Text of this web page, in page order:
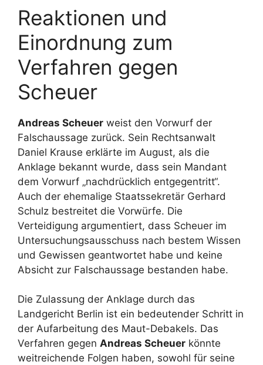
Reaktionen und
Einordnung zum
Verfahren gegen
Scheuer
Andreas Scheuer weist den Vorwurf der
Falschaussage zurück. Sein Rechtsanwalt
Daniel Krause erklärte im August, als die
Anklage bekannt wurde, dass sein Mandant
dem Vorwurf „nachdrücklich entgegentritt“.
Auch der ehemalige Staatssekretär Gerhard
Schulz bestreitet die Vorwürfe. Die
Verteidigung argumentiert, dass Scheuer im
Untersuchungsausschuss nach bestem Wissen
und Gewissen geantwortet habe und keine
Absicht zur Falschaussage bestanden habe.
Die Zulassung der Anklage durch das
Landgericht Berlin ist ein bedeutender Schritt in
der Aufarbeitung des Maut-Debakels. Das
Verfahren gegen Andreas Scheuer könnte
weitreichende Folgen haben, sowohl für seine